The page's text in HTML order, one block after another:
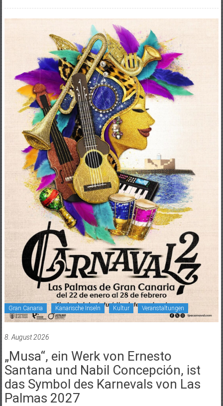
Gran Canaria Kanarische Inseln Kultur Veranstaltungen
8. August 2026
„Musa“, ein Werk von Ernesto
Santana und Nabil Concepción, ist
das Symbol des Karnevals von Las
Palmas 2027